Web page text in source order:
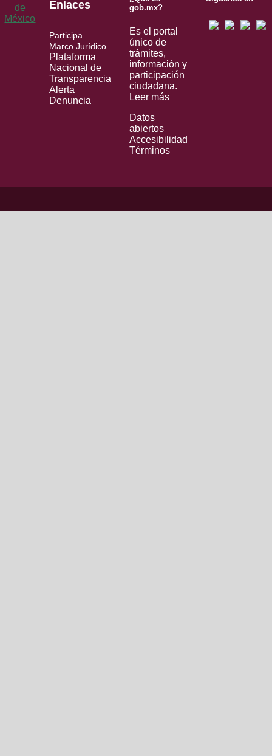
Enlaces
Participa
Marco Jurídico
Plataforma
Nacional de
Transparencia
Alerta
Denuncia
gob.mx?
Es el portal
único de
trámites,
información y
participación
ciudadana.
Leer más
Datos
abiertos
Accesibilidad
Términos